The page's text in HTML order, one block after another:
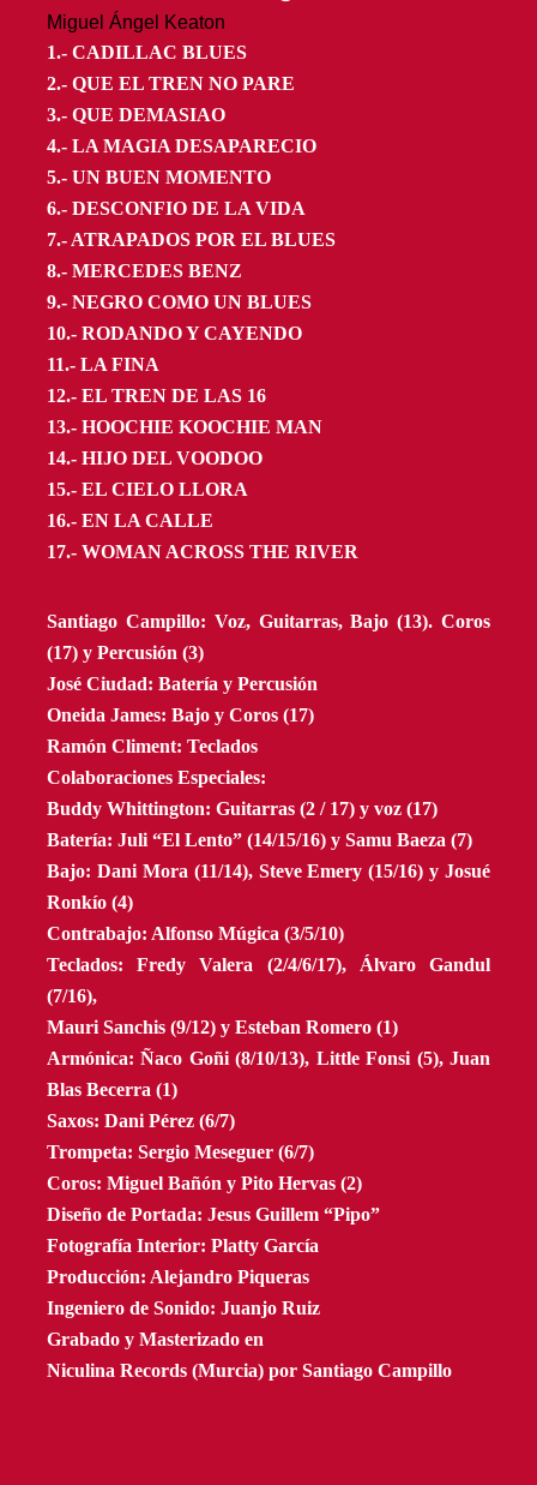
Miguel Ángel Keaton
1.- CADILLAC BLUES
2.- QUE EL TREN NO PARE
3.- QUE DEMASIAO
4.- LA MAGIA DESAPARECIO
5.- UN BUEN MOMENTO
6.- DESCONFIO DE LA VIDA
7.- ATRAPADOS POR EL BLUES
8.- MERCEDES BENZ
9.- NEGRO COMO UN BLUES
10.- RODANDO Y CAYENDO
11.- LA FINA
12.- EL TREN DE LAS 16
13.- HOOCHIE KOOCHIE MAN
14.- HIJO DEL VOODOO
15.- EL CIELO LLORA
16.- EN LA CALLE
17.- WOMAN ACROSS THE RIVER
Santiago Campillo: Voz, Guitarras, Bajo (13). Coros
(17) y Percusión (3)
José Ciudad: Batería y Percusión
Oneida James: Bajo y Coros (17)
Ramón Climent: Teclados
Colaboraciones Especiales:
Buddy Whittington: Guitarras (2 / 17) y voz (17)
Batería: Juli “El Lento” (14/15/16) y Samu Baeza (7)
Bajo: Dani Mora (11/14), Steve Emery (15/16) y Josué
Ronkío (4)
Contrabajo: Alfonso Múgica (3/5/10)
Teclados: Fredy Valera (2/4/6/17), Álvaro Gandul
(7/16),
Mauri Sanchis (9/12) y Esteban Romero (1)
Armónica: Ñaco Goñi (8/10/13), Little Fonsi (5), Juan
Blas Becerra (1)
Saxos: Dani Pérez (6/7)
Trompeta: Sergio Meseguer (6/7)
Coros: Miguel Bañón y Pito Hervas (2)
Diseño de Portada: Jesus Guillem “Pipo”
Fotografía Interior: Platty García
Producción: Alejandro Piqueras
Ingeniero de Sonido: Juanjo Ruiz
Grabado y Masterizado en
Niculina Records (Murcia) por Santiago Campillo